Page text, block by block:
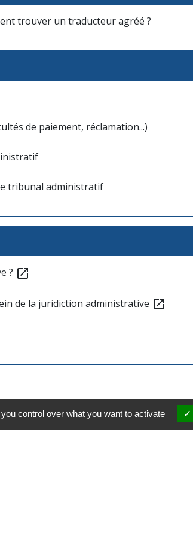
trouver un traducteur agréé ?
de paiement, réclamation...)
tribunal administratif
? open_in_new
de la juridiction administrative open_in_new
control over what you want to activate